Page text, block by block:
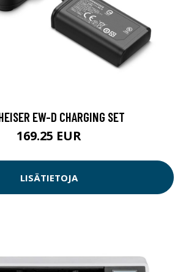
EW-D CHARGING SET
169.25 EUR
LISÄTIETOJA